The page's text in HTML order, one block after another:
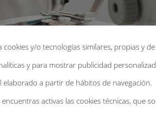
cookies y/o tecnologías similares, propias y de
y para mostrar publicidad
elaborado a partir de hábitos de navegación.
activas las cookies técnicas, que